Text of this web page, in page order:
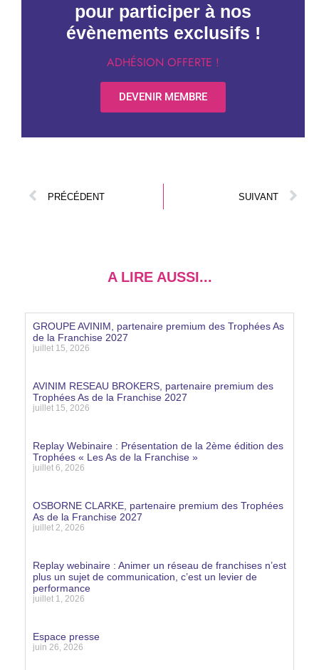
pour participer à nos
évènements exclusifs !
ADHÉSION OFFERTE !
DEVENIR MEMBRE
PRÉCÉDENT SUIVANT
A LIRE AUSSI...
GROUPE AVINIM, partenaire premium des Trophées As
de la Franchise 2027
juillet 15, 2026
AVINIM RESEAU BROKERS, partenaire premium des
Trophées As de la Franchise 2027
juillet 15, 2026
Replay Webinaire : Présentation de la 2ème édition des
Trophées « Les As de la Franchise »
juillet 6, 2026
OSBORNE CLARKE, partenaire premium des Trophées
As de la Franchise 2027
juillet 2, 2026
Replay webinaire : Animer un réseau de franchises n’est
plus un sujet de communication, c’est un levier de
performance
juillet 1, 2026
Espace presse
juin 26, 2026